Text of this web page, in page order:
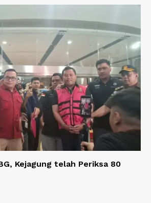
Kejagung telah Periksa 80